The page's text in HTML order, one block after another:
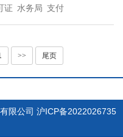
定运行以及环境保护工作的
实施了排水许可证制度。排
证 水务局 支付
>> 尾页
限公司 沪ICP备2022026735